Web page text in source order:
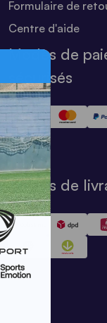
Formulaire de
Centre d'aide
Modes de
sécurisés
Modes de